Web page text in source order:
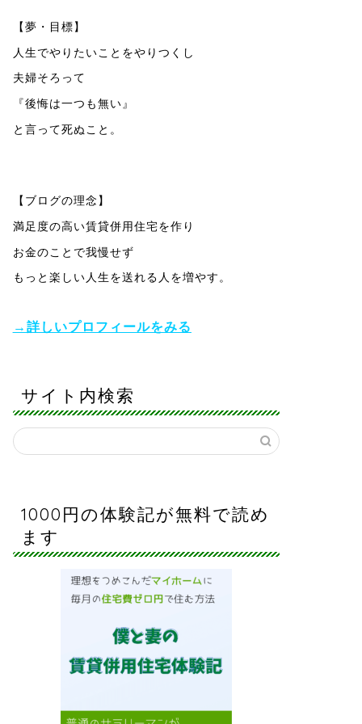
【夢・目標】
人生でやりたいことをやりつくし
夫婦そろって
『後悔は一つも無い』
と言って死ぬこと。
【ブログの理念】
満足度の高い賃貸併用住宅を作り
お金のことで我慢せず
もっと楽しい人生を送れる人を増やす。
→詳しいプロフィールをみる
サイト内検索
1000円の体験記が無料で読め
ます